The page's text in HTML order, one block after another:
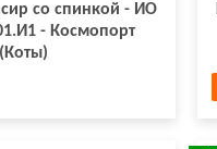
со спинкой - ИО
- Космопорт
(Коты)